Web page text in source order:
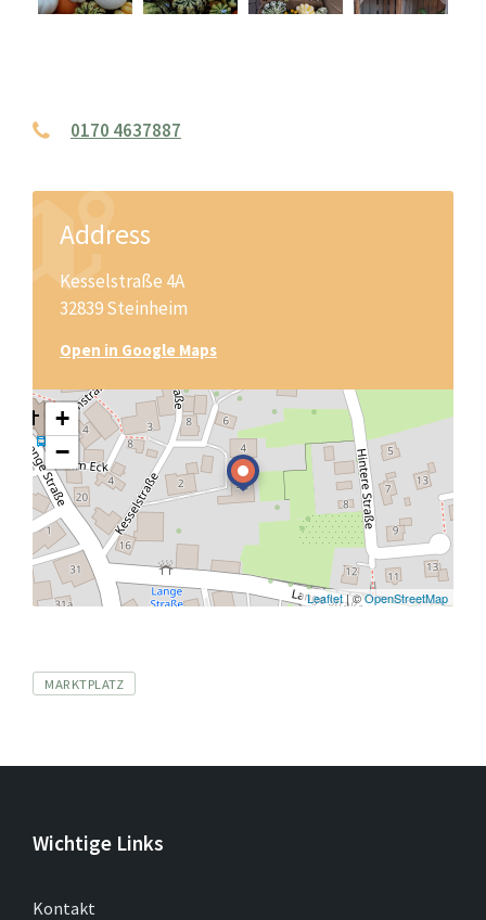
0170 4637887
Address
Kesselstraße 4A
32839 Steinheim
Open in Google Maps
+
−
Leaflet| ©OpenStreetMap
Tags
MARKTPLATZ
Wichtige Links
Kontakt